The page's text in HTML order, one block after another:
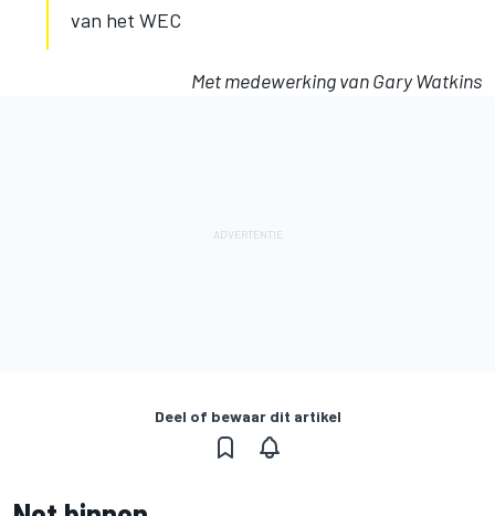
van het WEC
Met medewerking van Gary Watkins
Deel of bewaar dit artikel